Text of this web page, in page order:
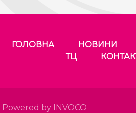
ГОЛОВНА НОВИНИ
ТЦ
Powered by INVOCO